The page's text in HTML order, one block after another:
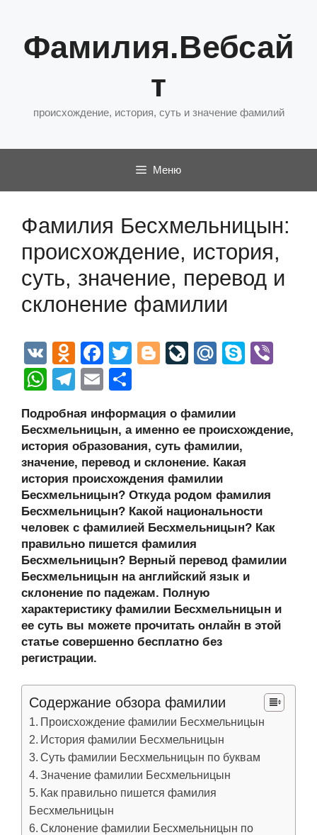
содержимому
Фамилия.Вебсай
т
происхождение, история, суть и значение фамилий
Меню
Фамилия Бесхмельницын:
происхождение, история,
суть, значение, перевод и
склонение фамилии
V
K
O
d
n
o
kl
a
ss
ni
ki
F
a
c
e
b
o
o
k
T
er
Bl
g
er
Li
J
o
ur
n
al
M
u
S
e
W
at
s
A
p
p
T
e
gr
a
m
E
ail р
а
в
и
ть
Подробная информация о фамилии
Бесхмельницын, а именно ее происхождение,
история образования, суть фамилии,
значение, перевод и склонение. Какая
история происхождения фамилии
Бесхмельницын? Откуда родом фамилия
Бесхмельницын? Какой национальности
человек с фамилией Бесхмельницын? Как
правильно пишется фамилия
Бесхмельницын? Верный перевод фамилии
Бесхмельницын на английский язык и
склонение по падежам. Полную
характеристику фамилии Бесхмельницын и
ее суть вы можете прочитать онлайн в этой
статье совершенно бесплатно без
регистрации.
Содержание обзора фамилии
Происхождение фамилии Бесхмельницын
История фамилии Бесхмельницын
Суть фамилии Бесхмельницын по буквам
Значение фамилии Бесхмельницын
Как правильно пишется фамилия
Бесхмельницын
Склонение фамилии Бесхмельницын по